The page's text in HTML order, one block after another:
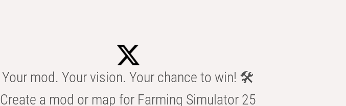
Your mod. Your vision. Your chance to win! 🛠️
Create a mod or map for Farming Simulator 25